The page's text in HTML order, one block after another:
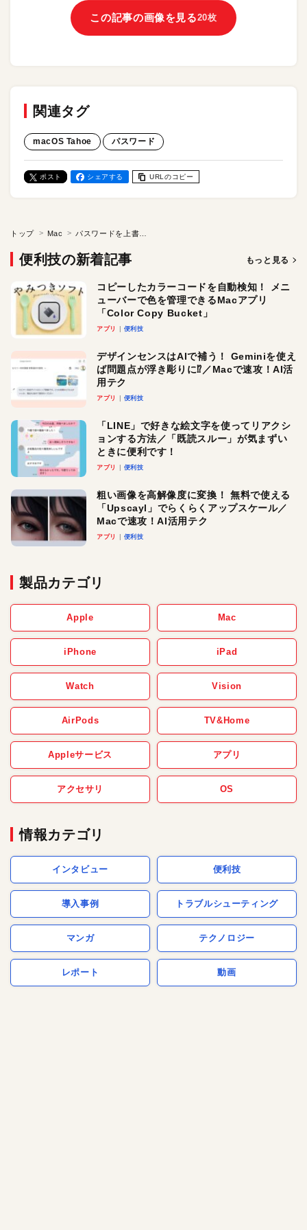
この記事の画像を見る20枚
関連タグ
macOS Tahoe パスワード
ポスト シェアする URLのコピー
トップ Mac
便利技の新着記事 もっと見る
コピーしたカラーコードを自動検知！ メニ
ューバーで色を管理できるMacアプリ
「Color Copy Bucket」
アプリ 便利技
デザインセンスはAIで補う！ Geminiを使え
ば問題点が浮き彫りに⁉︎／Macで速攻！AI活
用テク
アプリ 便利技
「LINE」で好きな絵文字を使ってリアクシ
ョンする方法／「既読スルー」が気まずい
ときに便利です！
アプリ 便利技
粗い画像を高解像度に変換！ 無料で使える
「Upscayl」でらくらくアップスケール／
Macで速攻！AI活用テク
アプリ 便利技
製品カテゴリ
Apple Mac
iPhone iPad
Watch Vision
AirPods TV&Home
Appleサービス アプリ
アクセサリ OS
情報カテゴリ
インタビュー 便利技
導入事例 トラブルシューティング
マンガ テクノロジー
レポート 動画